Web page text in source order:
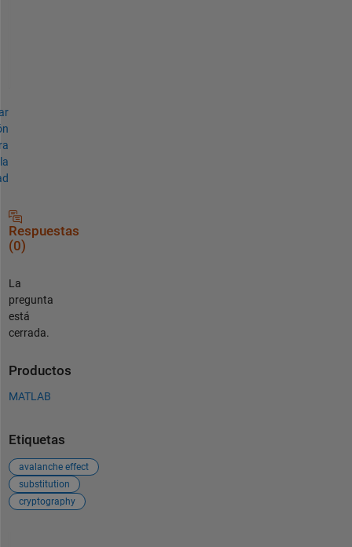
Respuestas
(0)
La
pregunta
está
cerrada.
Productos
MATLAB
Etiquetas
avalanche effect
substitution
cryptography